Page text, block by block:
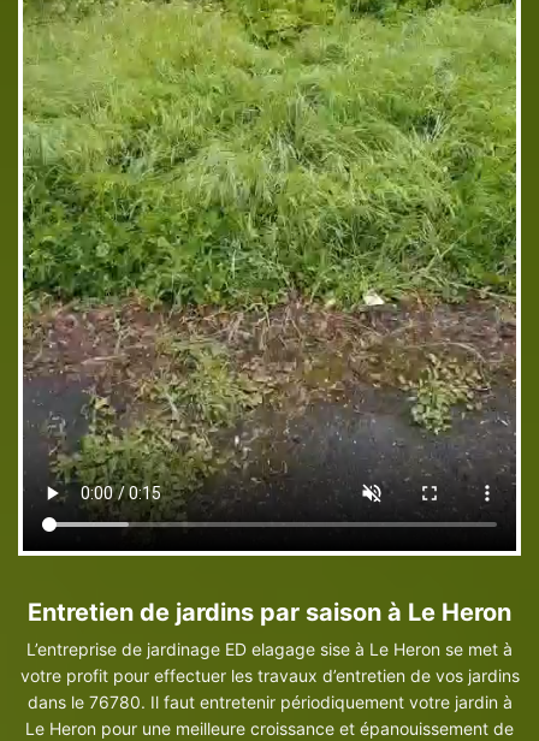
Entretien de jardins par saison à Le Heron
L’entreprise de jardinage ED elagage sise à Le Heron se met à
votre profit pour effectuer les travaux d’entretien de vos jardins
dans le 76780. Il faut entretenir périodiquement votre jardin à
Le Heron pour une meilleure croissance et épanouissement de